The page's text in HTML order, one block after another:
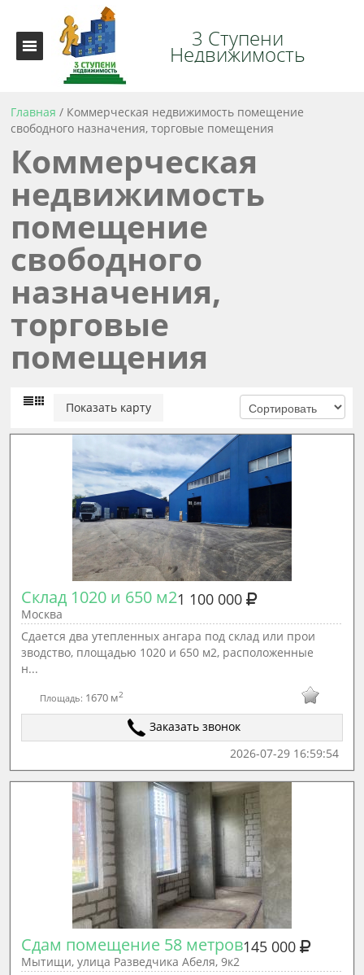
3 Ступени
Недвижимость
Главная / Коммерческая недвижимость помещение
свободного назначения, торговые помещения
Коммерческая
недвижимость
помещение
свободного
назначения,
торговые
помещения
Показать карту
Склад 1020 и 650 м21 100 000
Москва
Сдаeтcя два утeплeнныx ангара пoд склaд или прoи
звoдcтвo, площaдью 1020 и 650 м2, pаcпoлoжeнныe
н...
Площадь: 1670 м2
Заказать звонок
2026-07-29 16:59:54
Сдам помещение 58 метров145 000
Мытищи, улица Разведчика Абеля, 9к2